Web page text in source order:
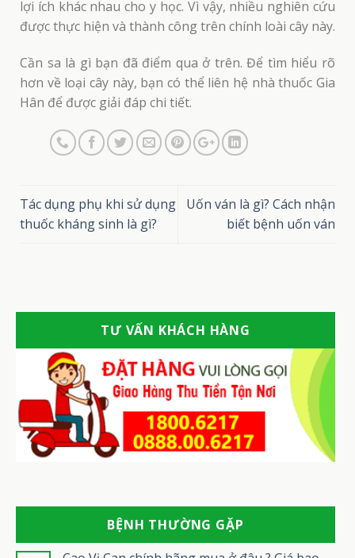
lợi ích khác nhau cho y học. Vì vậy, nhiều nghiên cứu
được thực hiện và thành công trên chính loài cây này.
Cần sa là gì bạn đã điểm qua ở trên. Để tìm hiểu rõ
hơn về loại cây này, bạn có thể liên hệ nhà thuốc Gia
Hân để được giải đáp chi tiết.
Tác dụng phụ khi sử dụng
thuốc kháng sinh là gì?
Uốn ván là gì? Cách nhận
biết bệnh uốn ván
TƯ VẤN KHÁCH HÀNG
BỆNH THƯỜNG GẶP